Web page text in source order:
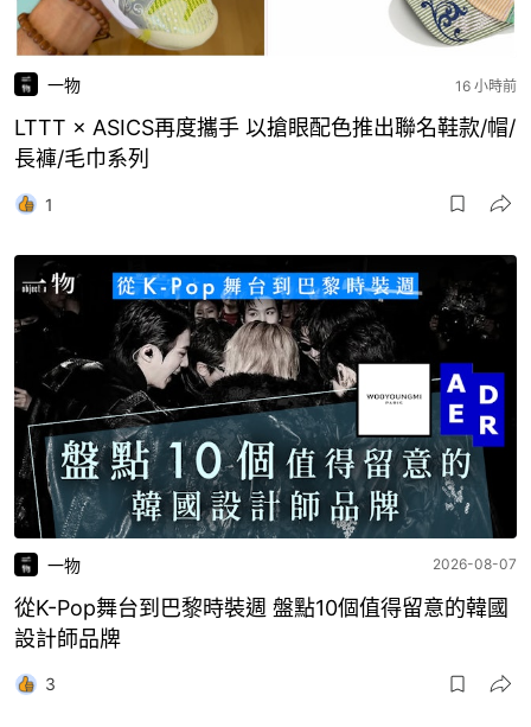
一物 16 小時前
LTTT × ASICS再度攜手 以搶眼配色推出聯名鞋款/帽/
長褲/毛巾系列
1
一物 2026-08-07
從K-Pop舞台到巴黎時裝週 盤點10個值得留意的韓國
設計師品牌
3